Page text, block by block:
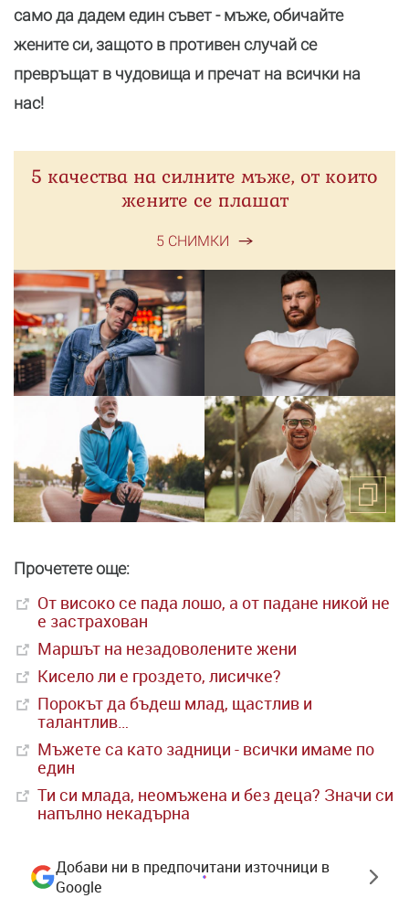
само да дадем един съвет - мъже, обичайте
жените си, защото в противен случай се
превръщат в чудовища и пречат на всички на
нас!
5 качества на силните мъже, от които
жените се плашат
5 СНИМКИ
Прочетете още:
От високо се пада лошо, а от падане никой не
е застрахован
Маршът на незадоволените жени
Кисело ли е гроздето, лисичке?
Порокът да бъдеш млад, щастлив и
талантлив…
Мъжете са като задници - всички имаме по
един
Ти си млада, неомъжена и без деца? Значи си
напълно некадърна
Добави ни в предпочитани източници в
Google